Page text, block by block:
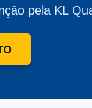
pela KL